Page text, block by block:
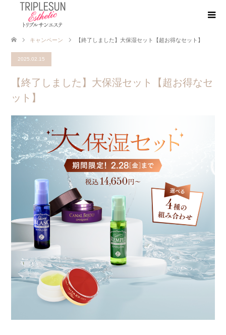
キャンペーン 【終了しました】大保湿セット【超お得なセット】
2025.02.15
【終了しました】大保湿セット【超お得なセ
ット】